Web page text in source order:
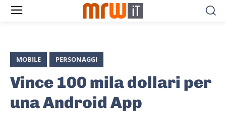
MOBILE PERSONAGGI
Vince 100 mila dollari per
una Android App